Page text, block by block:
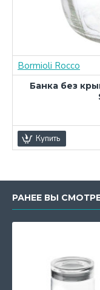
Bormioli Rocco
Банка без
Купить
РАНЕЕ ВЫ